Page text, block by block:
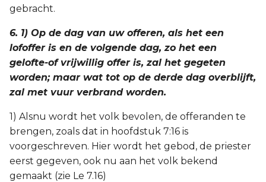
gebracht.
6. 1) Op de dag van uw offeren, als het een
lofoffer is en de volgende dag, zo het een
gelofte-of vrijwillig offer is, zal het gegeten
worden; maar wat tot op de derde dag overblijft,
zal met vuur verbrand worden.
1) Alsnu wordt het volk bevolen, de offeranden te
brengen, zoals dat in hoofdstuk 7:16 is
voorgeschreven. Hier wordt het gebod, de priester
eerst gegeven, ook nu aan het volk bekend
gemaakt (zie Le 7.16)